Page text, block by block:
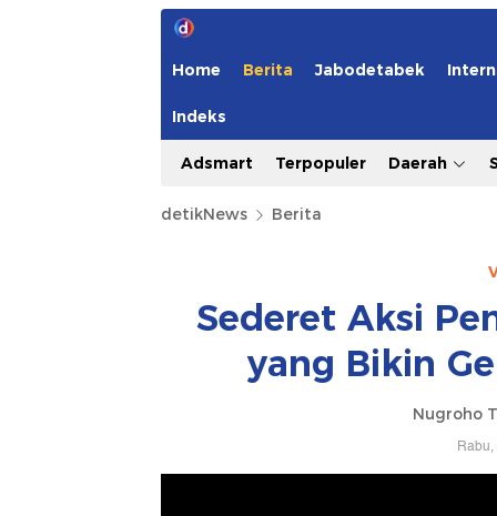
Home Berita Jabodetabek
Indeks
Adsmart Terpopuler Daerah
detikNews Berita
Sederet Aksi
yang Bikin
Nugroho